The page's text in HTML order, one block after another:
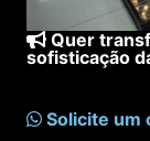
Quer
sofisticação
Solicite um